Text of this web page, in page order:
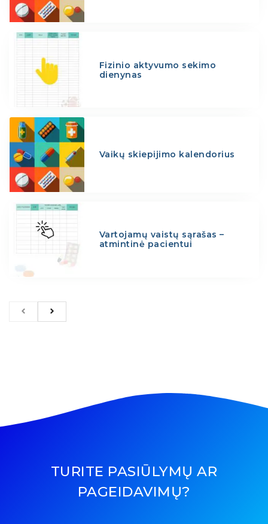
Fizinio aktyvumo sekimo
dienynas
Vaikų skiepijimo kalendorius
Vartojamų vaistų sąrašas –
atmintinė pacientui
TURITE PASIŪLYMŲ AR
PAGEIDAVIMŲ?